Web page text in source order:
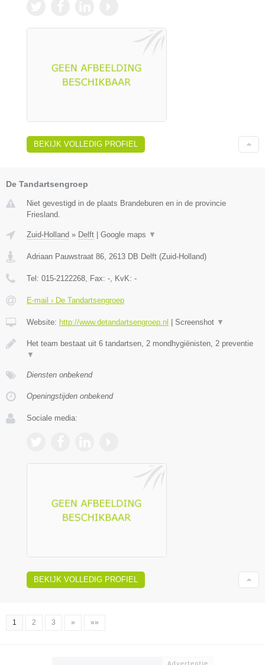
BEKIJK VOLLEDIG PROFIEL
De Tandartsengroep
Niet gevestigd in de plaats Brandeburen en in de provincie
Friesland.
Zuid-Holland » Delft Google maps ▼
Adriaan Pauwstraat 86, 2613 DB Delft (Zuid-Holland)
Tel: 015-2122268, Fax: -, KvK: -
E-mail › De Tandartsengroep
Website: http://www.detandartsengroep.nl Screenshot ▼
Het team bestaat uit 6 tandartsen, 2 mondhygiënisten, 2 preventie
▼
Diensten onbekend
Openingstijden onbekend
Sociale media:
BEKIJK VOLLEDIG PROFIEL
1 2 3 » »»